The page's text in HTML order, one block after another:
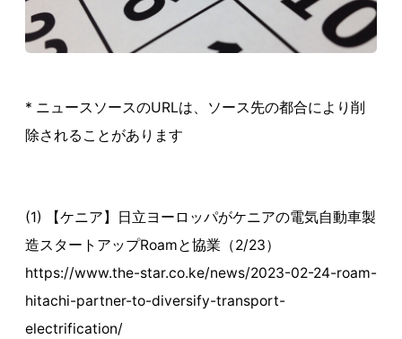
* ニュースソースのURLは、ソース先の都合により削
除されることがあります
(1) 【ケニア】日立ヨーロッパがケニアの電気自動車製
造スタートアップRoamと協業（2/23）
https://www.the-star.co.ke/news/2023-02-24-roam-
hitachi-partner-to-diversify-transport-
electrification/